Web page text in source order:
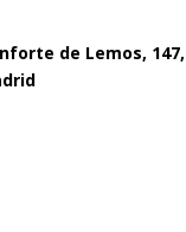
de Lemos, 147,